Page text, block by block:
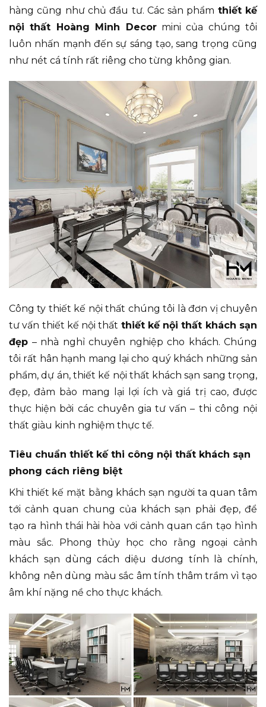
hàng cũng như chủ đầu tư. Các sản phẩm thiết kế
nội thất Hoàng Minh Decormini của chúng tôi
luôn nhấn mạnh đến sự sáng tạo, sang trọng cũng
như nét cá tính rất riêng cho từng không gian.
Công ty thiết kế nội thất chúng tôi là đơn vị chuyên
tư vấn thiết kế nội thất thiết kế nội thất khách sạn
đẹp – nhà nghỉ chuyên nghiệp cho khách. Chúng
tôi rất hân hạnh mang lại cho quý khách những sản
phẩm, dự án, thiết kế nội thất khách sạn sang trọng,
đẹp, đảm bảo mang lại lợi ích và giá trị cao, được
thực hiện bởi các chuyên gia tư vấn – thi công nội
thất giàu kinh nghiệm thực tế.
Tiêu chuẩn thiết kế thi công nội thất khách sạn
phong cách riêng biệt
Khi thiết kế mặt bằng khách sạn người ta quan tâm
tới cảnh quan chung của khách sạn phải đẹp, để
tạo ra hình thái hài hòa với cảnh quan cần tạo hình
màu sắc. Phong thủy học cho rằng ngoại cảnh
khách sạn dùng cách diệu dương tính là chính,
không nên dùng màu sắc âm tính thâm trầm vì tạo
âm khí nặng nề cho thực khách.